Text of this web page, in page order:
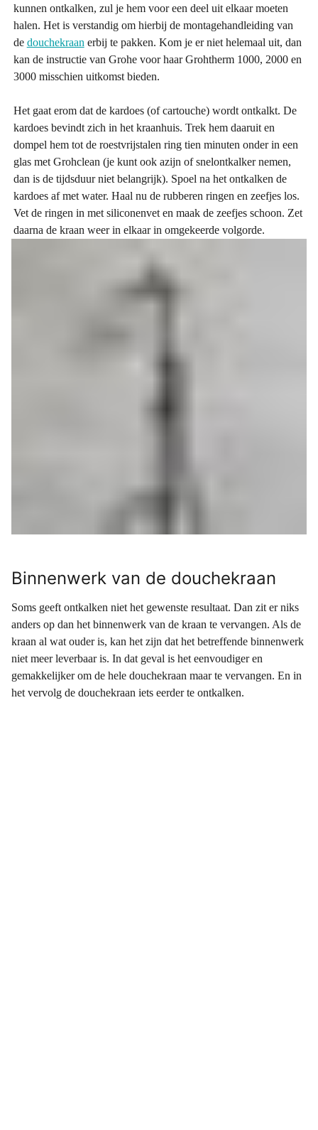
kunnen ontkalken, zul je hem voor een deel uit elkaar moeten
halen. Het is verstandig om hierbij de montagehandleiding van
de douchekraan erbij te pakken. Kom je er niet helemaal uit, dan
kan de instructie van Grohe voor haar Grohtherm 1000, 2000 en
3000 misschien uitkomst bieden.
Het gaat erom dat de kardoes (of cartouche) wordt ontkalkt. De
kardoes bevindt zich in het kraanhuis. Trek hem daaruit en
dompel hem tot de roestvrijstalen ring tien minuten onder in een
glas met Grohclean (je kunt ook azijn of snelontkalker nemen,
dan is de tijdsduur niet belangrijk). Spoel na het ontkalken de
kardoes af met water. Haal nu de rubberen ringen en zeefjes los.
Vet de ringen in met siliconenvet en maak de zeefjes schoon. Zet
daarna de kraan weer in elkaar in omgekeerde volgorde.
Binnenwerk van de douchekraan
Soms geeft ontkalken niet het gewenste resultaat. Dan zit er niks
anders op dan het binnenwerk van de kraan te vervangen. Als de
kraan al wat ouder is, kan het zijn dat het betreffende binnenwerk
niet meer leverbaar is. In dat geval is het eenvoudiger en
gemakkelijker om de hele douchekraan maar te vervangen. En in
het vervolg de douchekraan iets eerder te ontkalken.